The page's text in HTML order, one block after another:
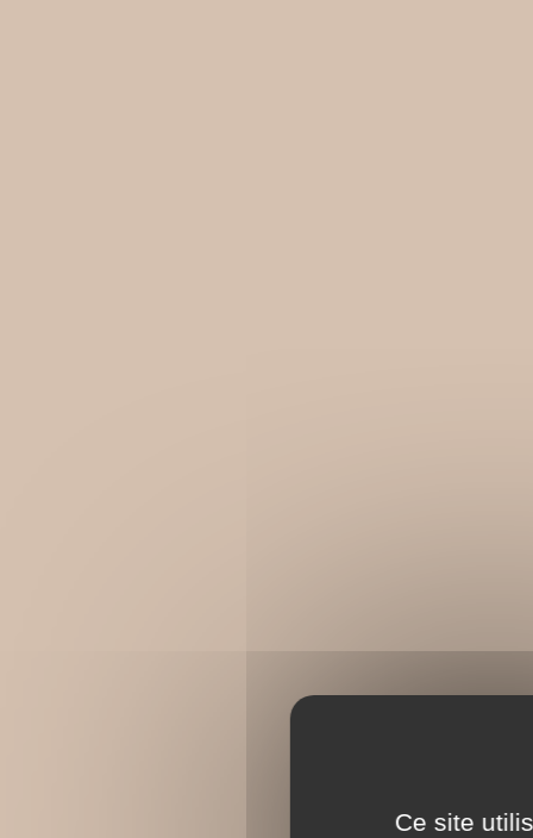
Ce site